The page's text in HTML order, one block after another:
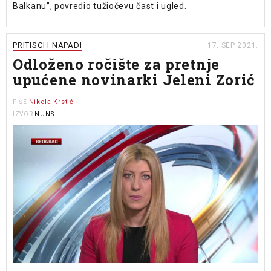
Balkanu”, povredio tužiočevu čast i ugled.
PRITISCI I NAPADI 17. SEP 2021.
Odloženo ročište za pretnje
upućene novinarki Jeleni Zorić
PIŠE Nikola Krstić
IZVOR NUNS